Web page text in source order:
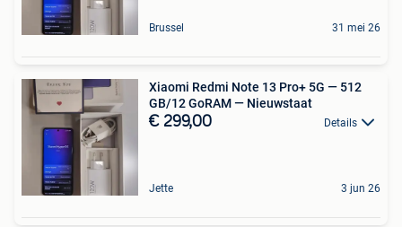
Brussel 31 mei 26
Xiaomi Redmi Note 13 Pro+ 5G — 512
GB/12 GoRAM — Nieuwstaat
€ 299,00 Details
Jette 3 jun 26